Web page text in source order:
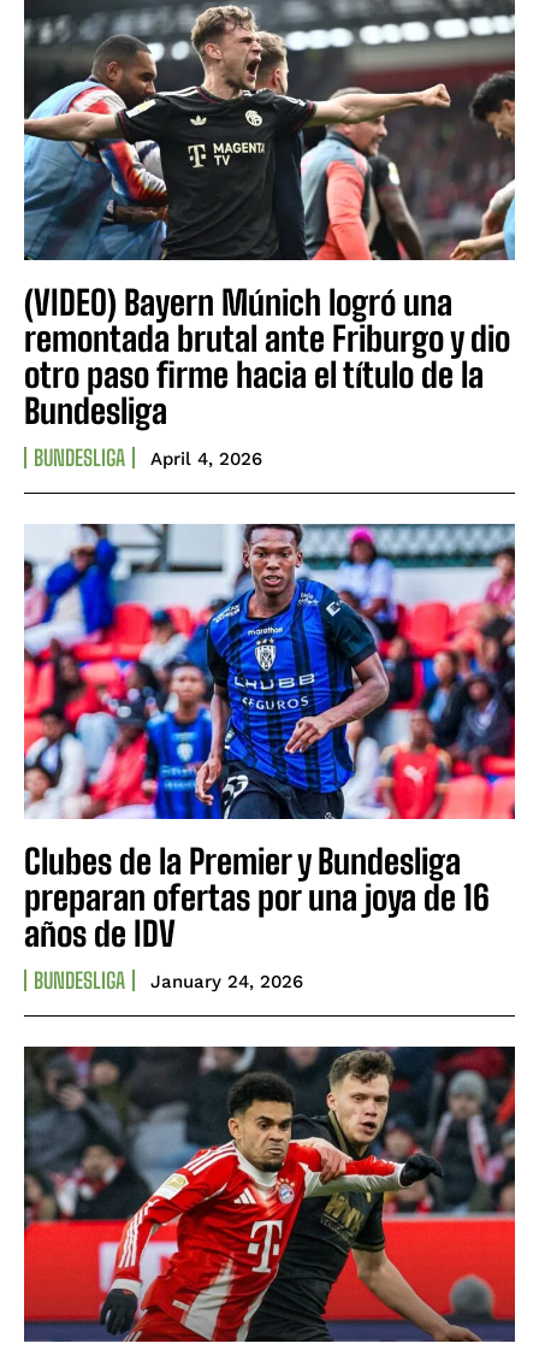
(VIDEO) Bayern Múnich logró una
remontada brutal ante Friburgo y dio
otro paso firme hacia el título de la
Bundesliga
BUNDESLIGA April 4, 2026
Clubes de la Premier y Bundesliga
preparan ofertas por una joya de 16
años de IDV
BUNDESLIGA January 24, 2026